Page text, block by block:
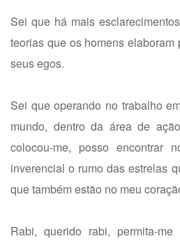
Sei que há mais
teorias que os homens elaboram
seus egos.
Sei que operando no trabalho
mundo, dentro da área de
colocou-me, posso encontrar
inverencial o rumo das estrelas
que também estão no meu
Rabi, querido rabi, permita-